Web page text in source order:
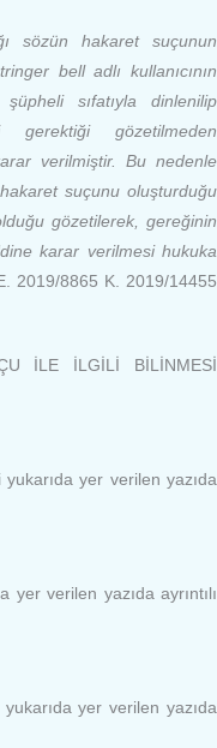
sözün hakaret suçunun
bell adlı kullanıcının
sıfatıyla dinlenilip
gözetilmeden
verilmiştir. Bu nedenle
hakaret suçunu oluşturduğu
gözetilerek, gereğinin
karar verilmesi hukuka
2019/8865 K. 2019/14455
İLE İLGİLİ BİLİNMESİ
yer verilen yazıda
yer verilen yazıda ayrıntılı
yer verilen yazıda